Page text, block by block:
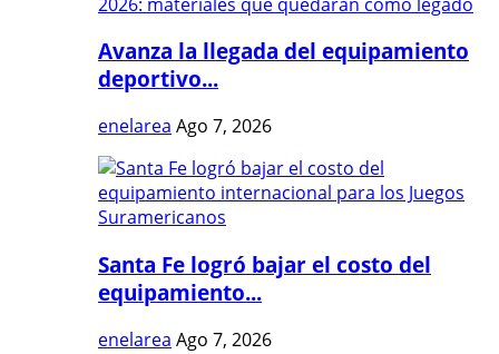
Avanza la llegada del equipamiento
deportivo...
enelarea Ago 7, 2026
Santa Fe logró bajar el costo del
equipamiento...
enelarea Ago 7, 2026